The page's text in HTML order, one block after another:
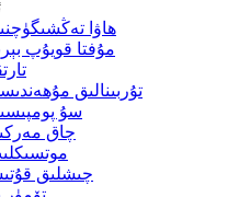
ھاۋا
مۇفتا قويۇپ
تۇربىنالىق
سۇ
چاق
چىشلىق